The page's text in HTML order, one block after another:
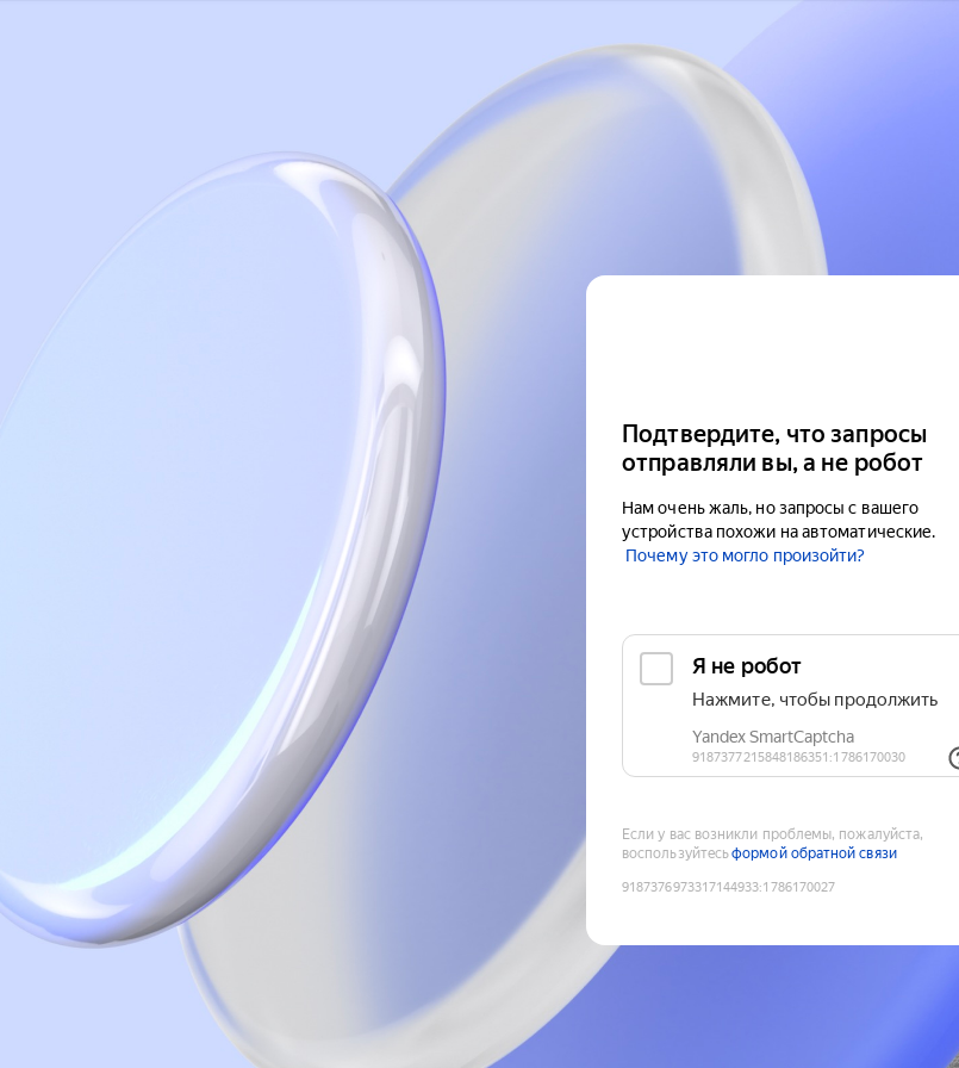
Подтвердите, что запросы
отправляли вы, а не робот
Нам очень жаль, но запросы с вашего
устройства похожи на автоматические.
Почему это могло произойти?
Если у вас возникли проблемы, пожалуйста,
воспользуйтесьформой обратной связи
9187376973317144933:1786170027